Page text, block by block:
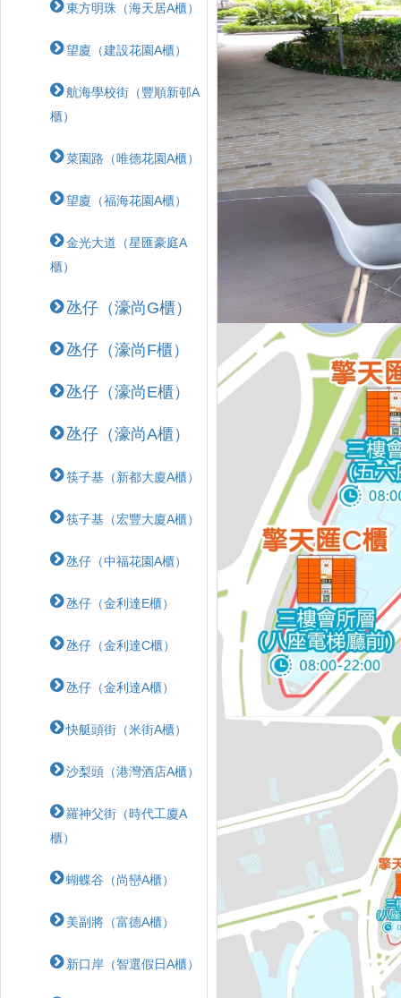
東方明珠（海天居A櫃）
望廈（建設花園A櫃）
航海學校街（豐順新邨A
櫃）
菜園路（唯德花園A櫃）
望廈（福海花園A櫃）
金光大道（星匯豪庭A
櫃）
氹仔（濠尚G櫃）
氹仔（濠尚F櫃）
氹仔（濠尚E櫃）
氹仔（濠尚A櫃）
筷子基（新都大廈A櫃）
筷子基（宏豐大廈A櫃）
氹仔（中福花園A櫃）
氹仔（金利達E櫃）
氹仔（金利達C櫃）
氹仔（金利達A櫃）
快艇頭街（米街A櫃）
沙梨頭（港灣酒店A櫃）
羅神父街（時代工廈A
櫃）
蝴蝶⾕（尚巒A櫃）
美副將（富德A櫃）
新口岸（智選假日A櫃）